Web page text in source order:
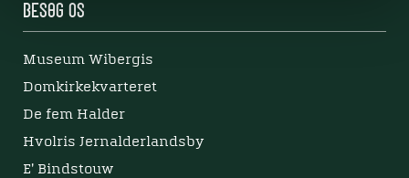
Besøg os
Museum Wibergis
Domkirkekvarteret
De fem Halder
Hvolris Jernalderlandsby
E' Bindstouw